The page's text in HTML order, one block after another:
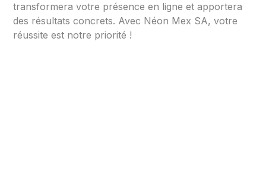
transformera votre présence en ligne et apportera
des résultats concrets. Avec Néon Mex SA, votre
réussite est notre priorité !